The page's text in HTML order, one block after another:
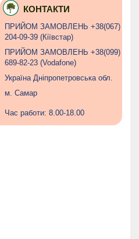
КОНТАКТИ
ПРИЙОМ ЗАМОВЛЕНЬ +38(067)
204-09-39 (Кiївстар)
ПРИЙОМ ЗАМОВЛЕНЬ +38(099)
689-82-23 (Vodafone)
Україна Дніпропетровська обл.
м. Самар
Час работи: 8.00-18.00